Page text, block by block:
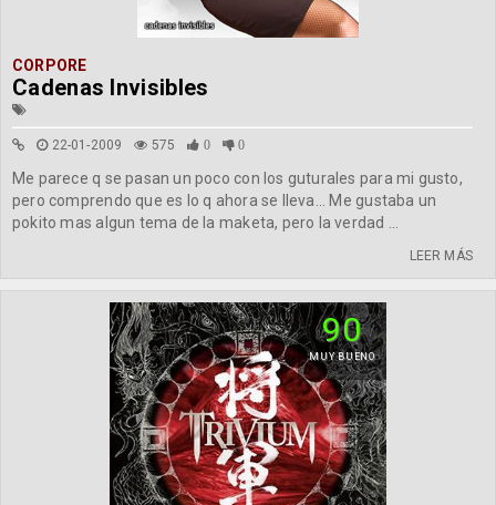
CORPORE
Cadenas Invisibles
22-01-2009 575 0 0
Me parece q se pasan un poco con los guturales para mi gusto,
pero comprendo que es lo q ahora se lleva... Me gustaba un
pokito mas algun tema de la maketa, pero la verdad ...
LEER MÁS
90
MUY BUENO